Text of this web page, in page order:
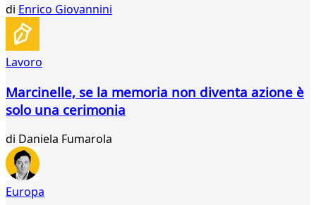
di Enrico Giovannini
Lavoro
Marcinelle, se la memoria non diventa azione è
solo una cerimonia
di Daniela Fumarola
Europa